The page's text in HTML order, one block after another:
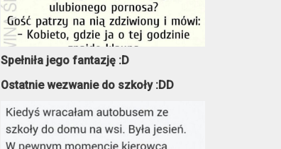
Spełniła jego fantazję :D
Ostatnie wezwanie do szkoły :DD